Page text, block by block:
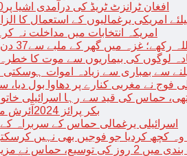
افغان ٹرانزٹ ٹریڈ کی درآمدی اشیا پر10 فیصد فیس کی چھوٹ
امریکی یرغمالیوں کے استعمال کا
امریکہ انتخابات میں مداخلت نہ
غزہ میں گھر کے ملبے سے37 دن بعد نومولود زندہ مل گیا
لوگوں کی بیماریوں سے موت کا
سے بمباری سے زیادہ اموات
فوج نے مغربی کنارے پر دھاوا بول
حماس کی قید سے رہا اسرائیلی
بکر پرائز 2024آئرش مصنف پال لنچ نے جیت لیا
اسرائیلی یرغمالی حماس کے
کچھ کردیا جو فوجیں بھی نہیں
11 یرغمالی رہا کر دیے